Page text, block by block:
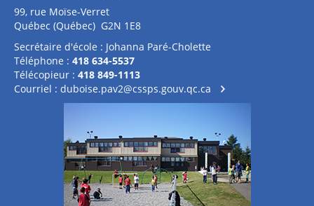
99, rue Moïse-Verret
Québec (Québec) G2N 1E8
Secrétaire d'école : Johanna Paré-Cholette
Téléphone : 418 634-5537
Télécopieur : 418 849-1113
Courriel : duboise.pav2@cssps.gouv.qc.ca